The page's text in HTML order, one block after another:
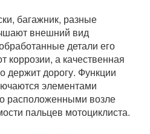
багажник, разные
внешний вид
детали его
коррозии, а качественная
держит дорогу. Функции
элементами
расположенными возле
пальцев мотоциклиста.